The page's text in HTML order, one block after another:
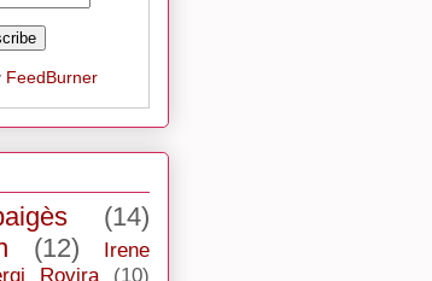
FeedBurner
(14)
(12)
Irene
Rovira
(10)